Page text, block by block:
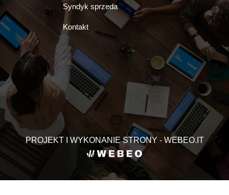
Syndyk sprzeda
Kontakt
PROJEKT I WYKONANIE STRONY - WEBEO.IT